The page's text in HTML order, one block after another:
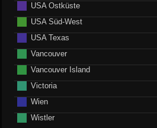
USA Ostküste
USA Süd-West
USA Texas
Vancouver
Vancouver Island
Victoria
Wien
Wistler